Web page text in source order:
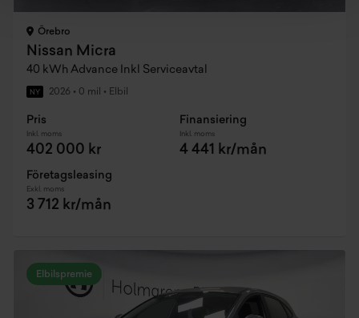
Örebro
Nissan Micra
40 kWh Advance Inkl Serviceavtal
NY 2026 • 0 mil • Elbil
Pris
Inkl. moms
402 000 kr
Finansiering
Inkl. moms
4 441 kr/mån
Företagsleasing
Exkl. moms
3 712 kr/mån
Elbilspremie